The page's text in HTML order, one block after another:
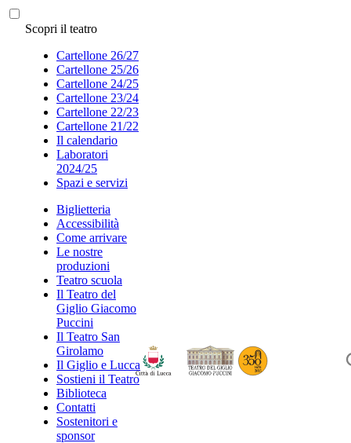
Scopri il teatro
Cartellone 26/27
Cartellone 25/26
Cartellone 24/25
Cartellone 23/24
Cartellone 22/23
Cartellone 21/22
Il calendario
Laboratori
2024/25
Spazi e servizi
Biglietteria
Accessibilità
Come arrivare
Le nostre
produzioni
Teatro scuola
Il Teatro del
Giglio Giacomo
Puccini
Il Teatro San
Girolamo
Il Giglio e Lucca
Sostieni il Teatro
Biblioteca
Contatti
Sostenitori e
sponsor